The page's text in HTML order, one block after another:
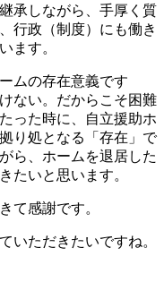
承しながら、手厚く質
行政（制度）にも働き
ます。
ムの存在意義です
ない。だからこそ困難
った時に、自立援助ホ
り処となる「存在」で
ら、ホームを退居した
たいと思います。
て感謝です。
いただきたいですね。